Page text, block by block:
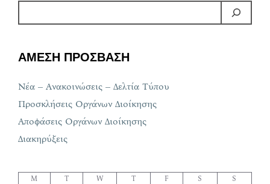
ΑΜΕΣΗ ΠΡΟΣΒΑΣΗ
Νέα – Ανακοινώσεις – Δελτία Τύπου
Προσκλήσεις Οργάνων Διοίκησης
Αποφάσεις Οργάνων Διοίκησης
Διακηρύξεις
M T W T F S S